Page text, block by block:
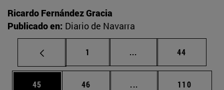
Ricardo Fernández Gracia
Publicado en: Diario de Navarra
Página
1 ... Páginas intermedias
Página
44
Página
45 Página
46 ... Páginas intermedias
Página
110